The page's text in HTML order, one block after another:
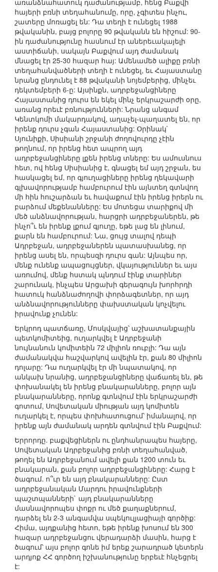
առանձնահատուկ դաժանությամբ, հենց Բաքվի
հայերի բռնի տեղահանումը, որը, չգիտես ինչու,
շատերը մոռացել են: Դա տեղի է ունեցել 1988
թվականին, բայց բոլորը 90 թվականն են հիշում: 90-
ին դաժանությունը հասնում էր աներեւակայելի
աստիճանի, սակայն Բաքվում այդ ժամանակ
մնացել էր 25-30 հազար հայ: Ամենամեծ ալիքը բռնի
տեղահանվածների տեղի է ունեցել, եւ Հայաստանը
նրանց ընդունել է 88 թվականի նոյեմբերից, մինչեւ
դեկտեմբերի 6-ը: Այսինքն, ադրբեջանցիները
Հայաստանից դուրս են եկել մինչ երկրաշարժի օրը,
առանց որեւէ բռնությունների: Նրանց անգամ
Կենտկոմի մակարդակով, աղաչել-պաղատել են, որ
իրենք դուրս չգան Հայաստանից: Օրինակ`
Սյունիքի, Սիսիանի շրջանի ժողովուրդը չէին
թողնում, որ իրենց հետ ապրող այդ
ադրբեջանցիները լքեն իրենց տները: Ես ամուսնուս
հետ, ով հենց Սիսիանից է, գնացել եմ այդ շրջան, ես
հասկացել եմ, որ գյուղացիները իրենց ղեկավարի
գլխավորությամբ համբուրում էին այնտեղ գտնվող
մի հին հուշարձան եւ հավաքում էին իրենց իրերն ու
բարձում մեքենանները: Ես մոտեցա տարիքով մի
մեծ անձնավորության, հարցրի ադրբեջաներեն, թե
ինչո՞ւ են իրենք լքում գյուղը, եթե լաց են լինում,
քարն են համբուրում: Նա, ցույց տալով դեպի
Ադրբեջան, ադրբեջաներեն պատասխանեց, որ
իրենց ասել են, որպեսզի դուրս գան: Այնպես որ,
մենք ունենք ապացույցներ, վկայություններ եւ այս
առումով, մենք հստակ պնդում էինք տարիներ
շարունակ, ինչպես Արցախի գերագույն խորհրդի
հատուկ հանձնաժողովի փորձագետներ, որ այդ
անձնավորությունները փախստական կոչվելու
իրավունք չունեն:
Երկրոդ պատճառը, Մոսկվայից՝ աշխատանքային
պետկոմիտեից, ուղարկվել է Ադրբեջանի
նույնանուն կոմիտեին 72 միլիոն ռուբլի: Դա այն
ժամանակվա հաշվարկով ավելին էր, քան 80 միլիոն
դոլարը: Դա ուղարկվել էր մի նպատակով, որ
անկախ նրանից, ադրբեջանցիները վաճառել են, թե
փոխանակել են իրենց բնակարանները, բոլոր այն
բնակարանները, որոնք գտնվում էին երկրաշարժի
գոտում, Սովետական միության այդ կոմիտեն
ուղարկել է, որպես փոխհատուցում՝ իմանալով, որ
իրենք այն ժամանակ արդեն գտնվում էին Բաքվում:
Երրորդը. բաքվեցիներն ու ընդհանրապես հայերը,
Սովետական Ադրբեջանից բռնի տեղահանված,
թողել են Ադրբեջանում ավելի քան 1200 տուն եւ
բնակարան, քան բոլոր ադրբեջանցիները: Հարց է
ծագում. ո՞ւր են այդ բնակարանները: Ըստ
ադրբեջանական Մարդու իրավունքների
պաշտպանների` այդ բնակարանները
մասնավորոպես փոքր ու մեծ քաղաքներում,
դարձել են 2-3 անգամվա սպեկուլյացիայի գործիք:
Հիմա, այդքանից հետո, եթե իրենք խոսում են 300
հազար ադրբեջանցու վերադարձի մասին, հարց է
ծագում՝ այս բոլոր գոնե իմ երեք շարադրած կետերն
արդյոք ՀՀ գործող իշխանությունը երբեւէ հնչեցրել
է: